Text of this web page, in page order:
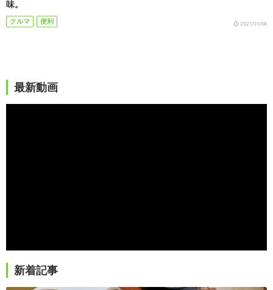
味。
クルマ 便利 2021/01/08
最新動画
新着記事